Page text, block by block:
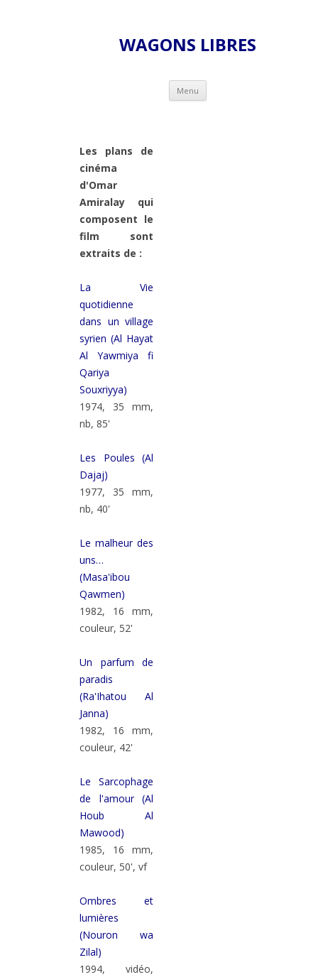
WAGONS LIBRES
Menu
Les plans de
cinéma
d'Omar
Amiralay qui
composent le
film sont
extraits de :
La Vie
quotidienne
dans un village
syrien (Al Hayat
Al Yawmiya fi
Qariya
Souxriyya)
1974, 35 mm,
nb, 85'
Les Poules (Al
Dajaj)
1977, 35 mm,
nb, 40'
Le malheur des
uns…
(Masa'ibou
Qawmen)
1982, 16 mm,
couleur, 52'
Un parfum de
paradis
(Ra'Ihatou Al
Janna)
1982, 16 mm,
couleur, 42'
Le Sarcophage
de l'amour (Al
Houb Al
Mawood)
1985, 16 mm,
couleur, 50', vf
Ombres et
lumières
(Nouron wa
Zilal)
1994, vidéo,